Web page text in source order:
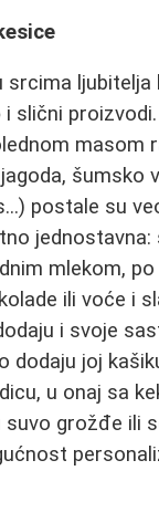
srcima ljubitelja
i slični
masom
šumsko
postale su
jednostavna:
mlekom,
ili voće i
i svoje
dodaju joj
u onaj sa
suvo grožđe ili